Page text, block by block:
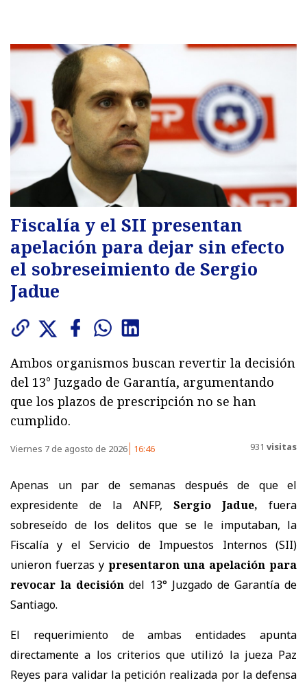
Fiscalía y el SII presentan
apelación para dejar sin efecto
el sobreseimiento de Sergio
Jadue
Ambos organismos buscan revertir la decisión
del 13° Juzgado de Garantía, argumentando
que los plazos de prescripción no se han
cumplido.
Viernes 7 de agosto de 2026 16:46 931 visitas
Apenas un par de semanas después de que el
expresidente de la ANFP, Sergio Jadue, fuera
sobreseído de los delitos que se le imputaban, la
Fiscalía y el Servicio de Impuestos Internos (SII)
unieron fuerzas y presentaron una apelación para
revocar la decisión del 13° Juzgado de Garantía de
Santiago.
El requerimiento de ambas entidades apunta
directamente a los criterios que utilizó la jueza Paz
Reyes para validar la petición realizada por la defensa